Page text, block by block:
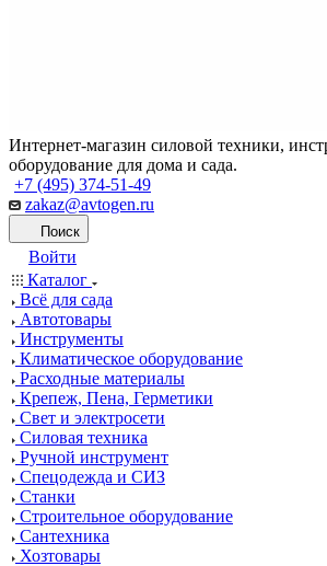
Интернет-магазин силовой техники,
оборудование для дома и сада.
+7 (495) 374-51-49
zakaz@avtogen.ru
Поиск
Войти
Каталог
Всё для сада
Автотовары
Инструменты
Климатическое оборудование
Расходные материалы
Крепеж, Пена, Герметики
Свет и электросети
Силовая техника
Ручной инструмент
Спецодежда и СИЗ
Станки
Строительное оборудование
Сантехника
Хозтовары